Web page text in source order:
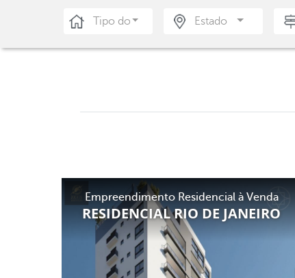
Tipo do Imóvel Estado
Empreendimento Residencial à Venda
RESIDENCIAL RIO DE JANEIRO